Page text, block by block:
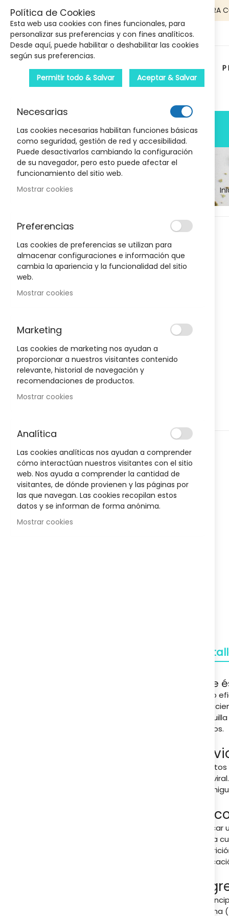
5€ DE DESCUENTO EN TU
PRODUCTOS
Que
Alivio
signos.
cada
El
crema
A partir de 50€
Devoluciones
Gratuitas
Soporte
A tu servicio
Política de Cookies
Esta web usa cookies con fines funcionales, para
personalizar sus preferencias y con fines analíticos.
Desde aquí, puede habilitar o deshabilitar las cookies
según sus preferencias.
Permitir todo & Salvar Aceptar & Salvar
Necesarias
Las cookies necesarias habilitan funciones básicas
como seguridad, gestión de red y accesibilidad.
Puede desactivarlos cambiando la configuración
de su navegador, pero esto puede afectar el
funcionamiento del sitio web.
Mostrar cookies
Preferencias
Las cookies de preferencias se utilizan para
almacenar configuraciones e información que
cambia la apariencia y la funcionalidad del sitio
web.
Mostrar cookies
Marketing
Las cookies de marketing nos ayudan a
proporcionar a nuestros visitantes contenido
relevante, historial de navegación y
recomendaciones de productos.
Mostrar cookies
Analítica
Las cookies analíticas nos ayudan a comprender
cómo interactúan nuestros visitantes con el sitio
web. Nos ayuda a comprender la cantidad de
visitantes, de dónde provienen y las páginas por
las que navegan. Las cookies recopilan estos
datos y se informan de forma anónima.
Mostrar cookies